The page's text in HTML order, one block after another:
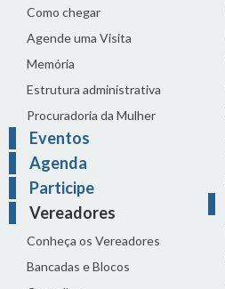
Como chegar
Agende uma Visita
Memória
Estrutura administrativa
Procuradoria da Mulher
Eventos
Agenda
Participe
Vereadores
Conheça os Vereadores
Bancadas e Blocos